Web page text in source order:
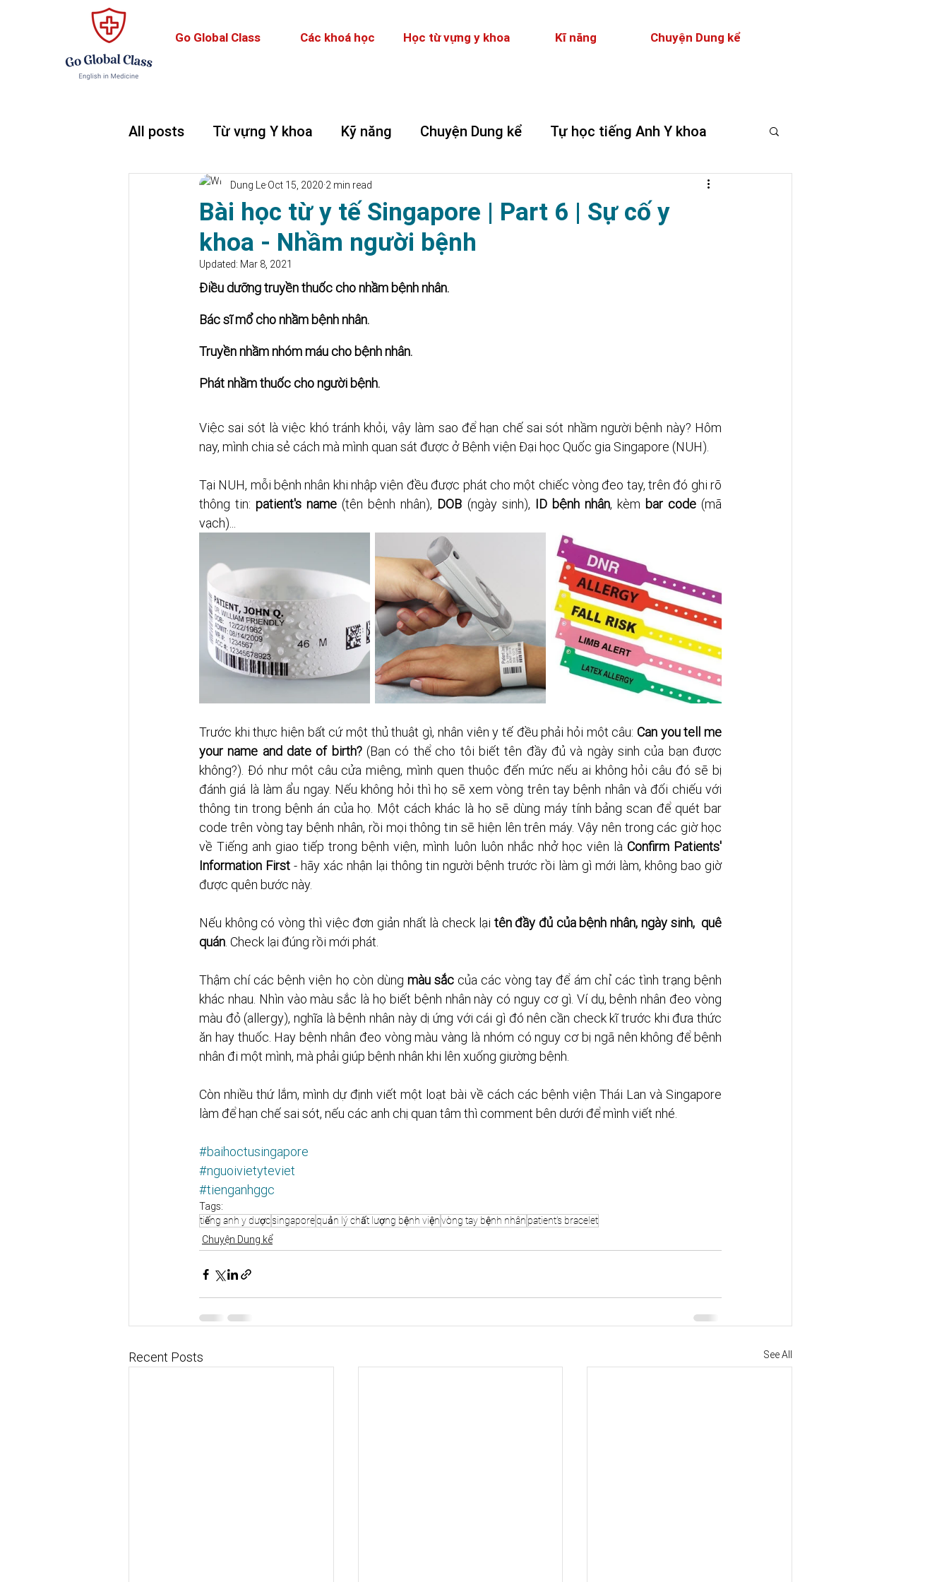
Go Global Class Các khoá học Học từ vựng y khoa Kĩ năng Chuyện Dung kể
All posts Từ vựng Y khoa Kỹ năng Chuyện Dung kể Tự học tiếng Anh Y khoa
Teaching and Learning
Bài học từ y tế Singapore | Part 6 | Sự cố y
khoa - Nhầm người bệnh
Dung Le Oct 15, 2020 2 min read
Updated: Mar 8, 2021
Điều dưỡng truyền thuốc cho nhầm bệnh nhân.
Bác sĩ mổ cho nhầm bệnh nhân.
Truyền nhầm nhóm máu cho bệnh nhân.
Phát nhầm thuốc cho người bệnh.
Việc sai sót là việc khó tránh khỏi, vậy làm sao để hạn chế sai sót nhầm người bệnh này? Hôm
nay, mình chia sẻ cách mà mình quan sát được ở Bệnh viện Đại học Quốc gia Singapore (NUH).
Tại NUH, mỗi bệnh nhân khi nhập viện đều được phát cho một chiếc vòng đeo tay, trên đó ghi rõ
thông tin: patient's name (tên bệnh nhân), DOB (ngày sinh), ID bệnh nhân, kèm bar code (mã
vạch)...
Trước khi thực hiện bất cứ một thủ thuật gì, nhân viên y tế đều phải hỏi một câu: Can you tell me
your name and date of birth? (Bạn có thể cho tôi biết tên đầy đủ và ngày sinh của bạn được
không?). Đó như một câu cửa miệng, mình quen thuộc đến mức nếu ai không hỏi câu đó sẽ bị
đánh giá là làm ẩu ngay. Nếu không hỏi thì họ sẽ xem vòng trên tay bệnh nhân và đối chiếu với
thông tin trong bệnh án của họ. Một cách khác là họ sẽ dùng máy tính bảng scan để quét bar
code trên vòng tay bệnh nhân, rồi mọi thông tin sẽ hiện lên trên máy. Vậy nên trong các giờ học
về Tiếng anh giao tiếp trong bệnh viện, mình luôn luôn nhắc nhở học viên là Confirm Patients'
Information First - hãy xác nhận lại thông tin người bệnh trước rồi làm gì mới làm, không bao giờ
được quên bước này.
Nếu không có vòng thì việc đơn giản nhất là check lại tên đầy đủ của bệnh nhân, ngày sinh,  quê
quán. Check lại đúng rồi mới phát.
Thậm chí các bệnh viện họ còn dùng màu sắc của các vòng tay để ám chỉ các tình trạng bệnh
khác nhau. Nhìn vào màu sắc là họ biết bệnh nhân này có nguy cơ gì. Ví dụ, bệnh nhân đeo vòng
màu đỏ (allergy), nghĩa là bệnh nhân này dị ứng với cái gì đó nên cần check kĩ trước khi đưa thức
ăn hay thuốc. Hay bệnh nhân đeo vòng màu vàng là nhóm có nguy cơ bị ngã nên không để bệnh
nhân đi một mình, mà phải giúp bệnh nhân khi lên xuống giường bệnh.
Còn nhiều thứ lắm, mình dự định viết một loạt bài về cách các bệnh viện Thái Lan và Singapore
làm để hạn chế sai sót, nếu các anh chị quan tâm thì comment bên dưới để mình viết nhé.
#baihoctusingapore
#nguoivietyteviet
#tienganhggc
Tags:
tiếng anh y dượcsingaporequản lý chất lượng bệnh việnvòng tay bệnh nhân patient's bracelet
Chuyện Dung kể
Recent Posts See All